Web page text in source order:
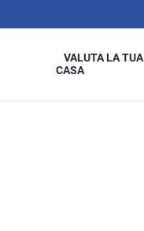
VALUTA LA TUA
CASA